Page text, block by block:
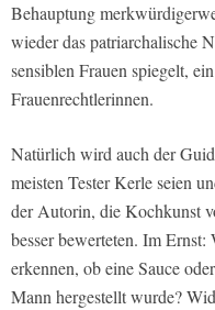
Behauptung
wieder das patriarchalische
sensiblen Frauen spiegelt,
Frauenrechtlerinnen.
Natürlich wird auch der
meisten Tester Kerle seien
der Autorin, die Kochkunst
besser bewerteten. Im
erkennen, ob eine Sauce
Mann hergestellt wurde?